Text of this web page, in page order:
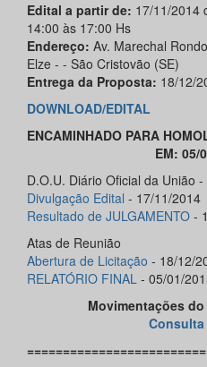
Edital a partir de: 17/11/2014
14:00 às 17:00 Hs
Endereço: Av. Marechal
Elze - - São Cristovão (SE)
Entrega da Proposta: 18/12/
DOWNLOAD/EDITAL
ENCAMINHADO PARA
EM: 05/
D.O.U. Diário Oficial da União
Divulgação Edital - 17/11/2014
Resultado de JULGAMENTO -
Atas de Reunião
Abertura de Licitação - 18/12/
RELATÓRIO FINAL - 05/01/
Movimentações